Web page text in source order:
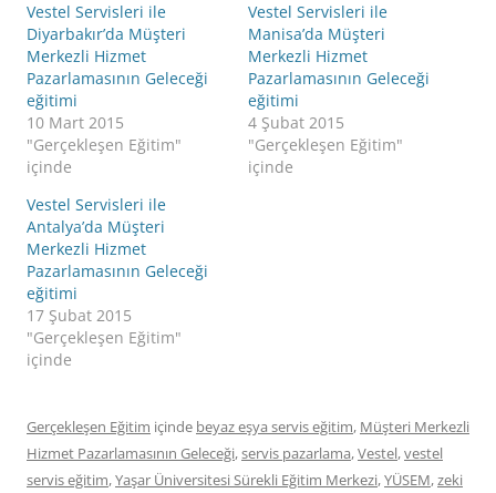
Vestel Servisleri ile
Diyarbakır’da Müşteri
Merkezli Hizmet
Pazarlamasının Geleceği
eğitimi
10 Mart 2015
"Gerçekleşen Eğitim"
içinde
Vestel Servisleri ile
Manisa’da Müşteri
Merkezli Hizmet
Pazarlamasının Geleceği
eğitimi
4 Şubat 2015
"Gerçekleşen Eğitim"
içinde
Vestel Servisleri ile
Antalya’da Müşteri
Merkezli Hizmet
Pazarlamasının Geleceği
eğitimi
17 Şubat 2015
"Gerçekleşen Eğitim"
içinde
Gerçekleşen Eğitim içinde beyaz eşya servis eğitim, Müşteri Merkezli
Hizmet Pazarlamasının Geleceği,servis pazarlama,Vestel,vestel
servis eğitim,Yaşar Üniversitesi Sürekli Eğitim Merkezi,YÜSEM,zeki